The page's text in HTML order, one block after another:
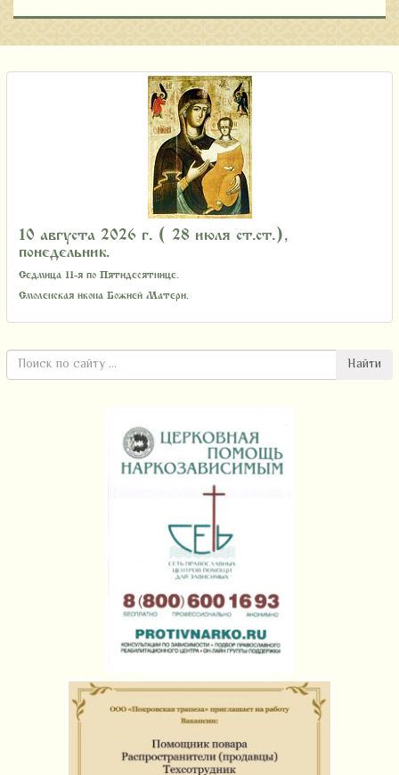
10 августа 2026 г. ( 28 июля ст.ст.),
понедельник.
Седмица 11-я по Пятидесятнице.
Смоленская икона Божией Матери.
Найти